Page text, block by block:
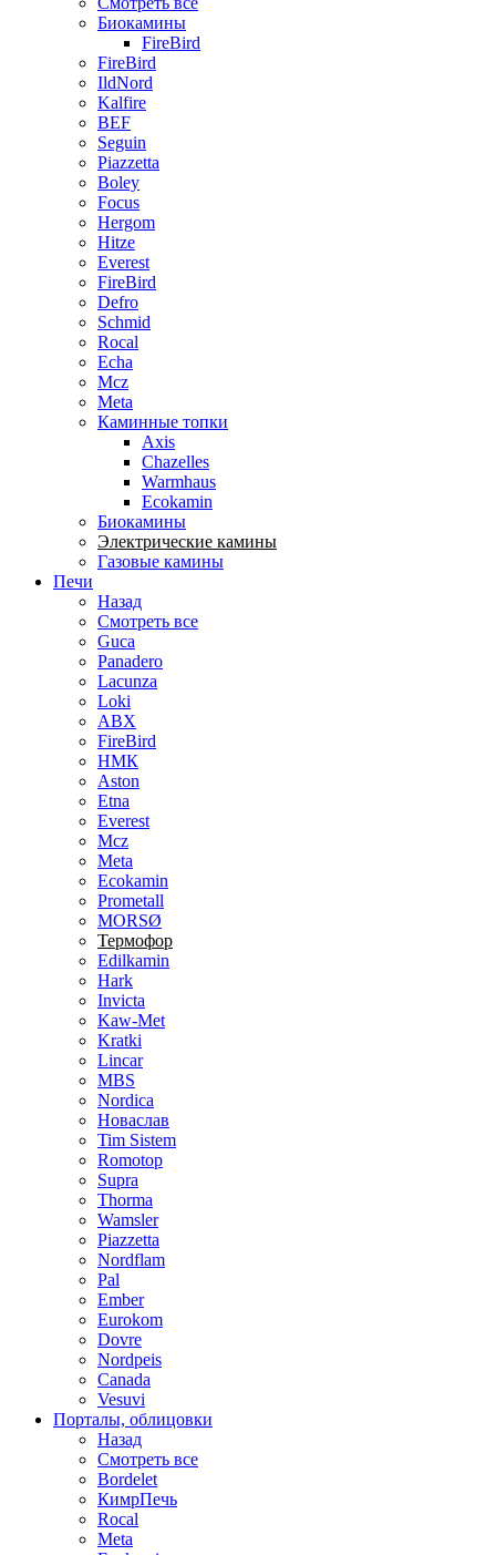
Биокамины
FireBird
FireBird
IldNord
Kalfire
BEF
Seguin
Piazzetta
Boley
Focus
Hergom
Hitze
Everest
FireBird
Defro
Schmid
Rocal
Echa
Mcz
Meta
Каминные топки
Axis
Chazelles
Warmhaus
Ecokamin
Биокамины
Электрические камины
Газовые камины
Печи
Назад
Смотреть все
Guca
Panadero
Lacunza
Loki
ABX
FireBird
НМК
Aston
Etna
Everest
Mcz
Meta
Ecokamin
Prometall
MORSØ
Термофор
Edilkamin
Hark
Invicta
Kaw-Met
Kratki
Lincar
MBS
Nordica
Новаслав
Tim Sistem
Romotop
Supra
Thorma
Wamsler
Piazzetta
Nordflam
Pal
Ember
Eurokom
Dovre
Nordpeis
Canada
Vesuvi
Порталы, облицовки
Назад
Смотреть все
Bordelet
КимрПечь
Rocal
Meta